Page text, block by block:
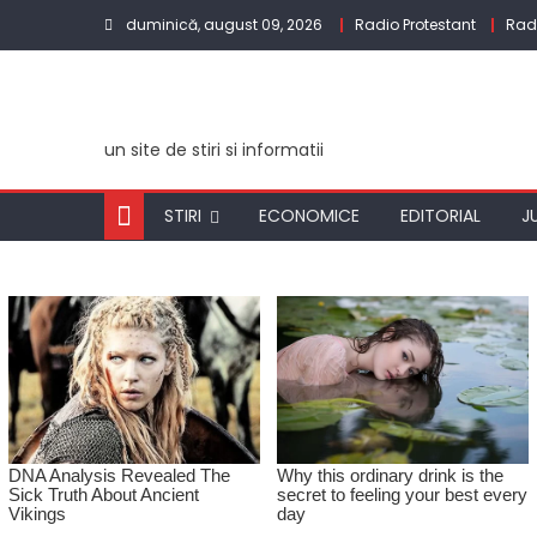
duminică, august 09, 2026 Radio Protestant
un site de stiri si informatii
STIRI ECONOMICE EDITORIAL